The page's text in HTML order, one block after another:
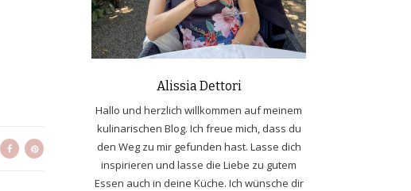
Alissia Dettori
Hallo und herzlich willkommen auf meinem
kulinarischen Blog. Ich freue mich, dass du
den Weg zu mir gefunden hast. Lasse dich
inspirieren und lasse die Liebe zu gutem
Essen auch in deine Küche. Ich wünsche dir